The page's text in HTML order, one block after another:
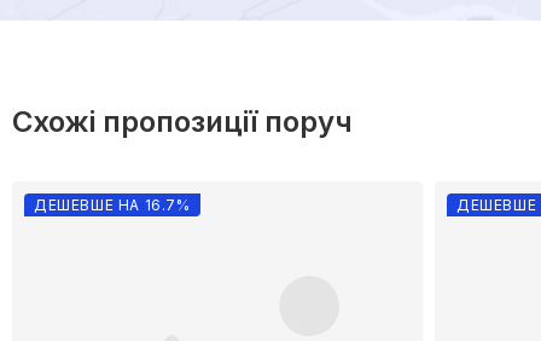
Схожі пропозиції поруч
ДЕШЕВШЕ НА 16.7% ДЕШЕВШЕ